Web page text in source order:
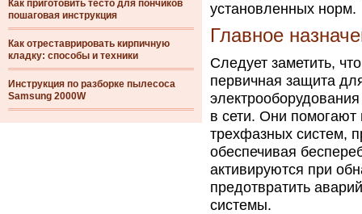
Как приготовить тесто для пончиков
пошаговая инструкция
Как отреставрировать кирпичную
кладку: способы и техники
Инструкция по разборке пылесоса
Samsung 2000W
установленных норм.
Главное
Следует заметить,
первичная защита
в сети. Они помогают
трехфазных систем,
обеспечивая
активируются при
предотвратить
системы.